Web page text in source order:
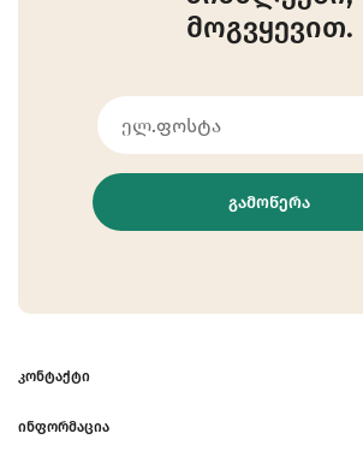
მოგვყევით.
ᲒᲐᲛᲝᲬᲔᲠᲐ
ᲙᲝᲜᲢᲐᲥᲢᲘ
ᲘᲜᲤᲝᲠᲛᲐᲪᲘᲐ